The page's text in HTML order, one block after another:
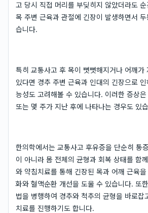
고 당시 직접 머리를 부딪히지 않았더라도
목 주변 근육과 관절에 긴장이 발생하면서
습니다.
특히 교통사고 후 목이 뻣뻣해지거나 어깨가
있다면 경추 주변 근육과 인대의 긴장으로
능성도 고려해볼 수 있습니다. 이러한 증상
또는 몇 주가 지난 후에 나타나는 경우도 있
한의학에서는 교통사고 후유증을 단순히 통
이 아니라 몸 전체의 균형과 회복 상태를 함
와 약침치료를 통해 긴장된 목과 어깨 근육
화와 혈액순환 개선을 도울 수 있습니다. 또
법을 병행하여 경추와 척추의 균형을 바로잡
치료를 진행하기도 합니다.